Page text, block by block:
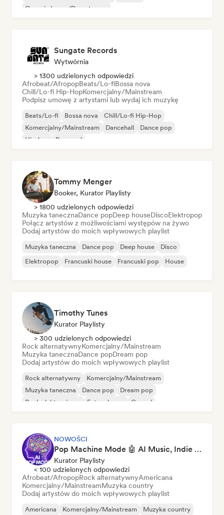
Organic house/Downtempo
Sungate Records
Wytwórnia
> 1300 udzielonych odpowiedzi
Afrobeat/AfropopBeats/Lo-fiBossa nova
Chill/Lo-fi Hip-HopKomercjalny/Mainstream
Podpisz umowę z artystami lub wydaj ich muzykę
Beats/Lo-fi Bossa nova
Chill/Lo-fi Hip-Hop
Komercjalny/Mainstream
Dancehall
Dance pop
Hip-hop
Pop-soul
Tommy Menger
Booker, Kurator Playlisty
> 1800 udzielonych odpowiedzi
Muzyka tanecznaDance popDeep houseDiscoElektropop
Połącz artystów z możliwościami występów na żywo
Dodaj artystów do moich wpływowych playlist
Muzyka taneczna Dance pop Deep house
Disco
Elektropop
Francuski house Francuski pop House
Timothy Tunes
Kurator Playlisty
> 300 udzielonych odpowiedzi
Rock alternatywnyKomercjalny/Mainstream
Muzyka tanecznaDance popDream pop
Dodaj artystów do moich wpływowych playlist
Rock alternatywny
Komercjalny/Mainstream
Muzyka taneczna
Dance pop
Dream pop
Rock elektroniczny
Future house Gospel
NOWOŚCI
Pop Machine Mode 🤖 AI Music, Indie Pop & Dream Pop
Kurator Playlisty
< 100 udzielonych odpowiedzi
Afrobeat/AfropopRock alternatywnyAmericana
Komercjalny/MainstreamMuzyka country
Dodaj artystów do moich wpływowych playlist
Americana Komercjalny/Mainstream Muzyka country